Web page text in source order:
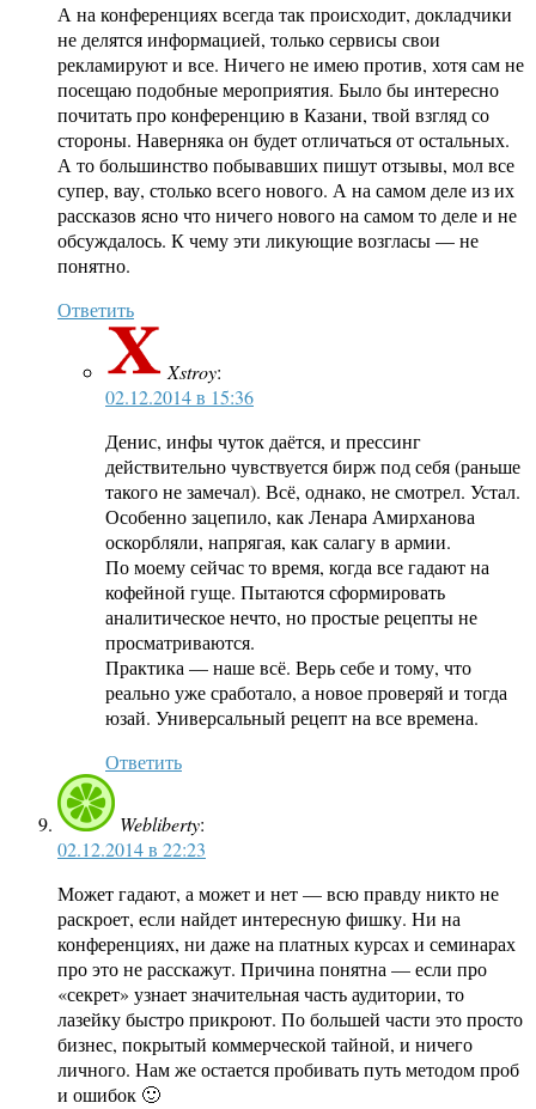
А на конференциях всегда так происходит, докладчики
не делятся информацией, только сервисы свои
рекламируют и все. Ничего не имею против, хотя сам не
посещаю подобные мероприятия. Было бы интересно
почитать про конференцию в Казани, твой взгляд со
стороны. Наверняка он будет отличаться от остальных.
А то большинство побывавших пишут отзывы, мол все
супер, вау, столько всего нового. А на самом деле из их
рассказов ясно что ничего нового на самом то деле и не
обсуждалось. К чему эти ликующие возгласы — не
понятно.
Ответить
Xstroy:
02.12.2014 в 15:36
Денис, инфы чуток даётся, и прессинг
действительно чувствуется бирж под себя (раньше
такого не замечал). Всё, однако, не смотрел. Устал.
Особенно зацепило, как Ленара Амирханова
оскорбляли, напрягая, как салагу в армии.
По моему сейчас то время, когда все гадают на
кофейной гуще. Пытаются сформировать
аналитическое нечто, но простые рецепты не
просматриваются.
Практика — наше всё. Верь себе и тому, что
реально уже сработало, а новое проверяй и тогда
юзай. Универсальный рецепт на все времена.
Ответить
Webliberty:
02.12.2014 в 22:23
Может гадают, а может и нет — всю правду никто не
раскроет, если найдет интересную фишку. Ни на
конференциях, ни даже на платных курсах и семинарах
про это не расскажут. Причина понятна — если про
«секрет» узнает значительная часть аудитории, то
лазейку быстро прикроют. По большей части это просто
бизнес, покрытый коммерческой тайной, и ничего
личного. Нам же остается пробивать путь методом проб
и ошибок 🙂